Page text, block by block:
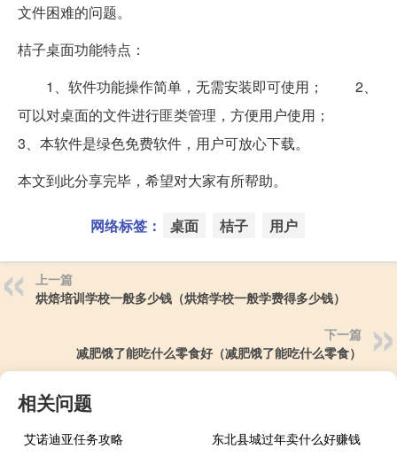
文件困难的问题。
桔子桌面功能特点：
1、软件功能操作简单，无需安装即可使用； 2、
可以对桌面的文件进行匪类管理，方便用户使用；
3、本软件是绿色免费软件，用户可放心下载。
本文到此分享完毕，希望对大家有所帮助。
网络标签： 桌面 桔子 用户
上一篇
烘焙培训学校一般多少钱（烘焙学校一般学费得多少钱）
下一篇
减肥饿了能吃什么零食好（减肥饿了能吃什么零食）
相关问题
艾诺迪亚任务攻略
东北县城过年卖什么好赚钱